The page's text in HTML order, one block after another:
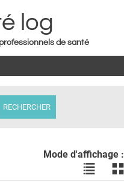
log
de santé
Mode d'affichage :
Voir
les
les